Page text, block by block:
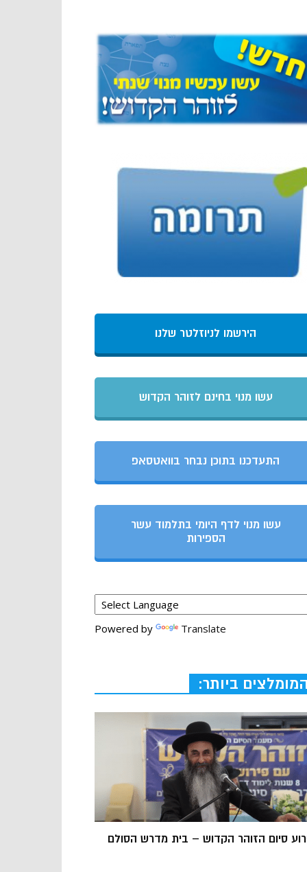
הירשמו לניוזלטר שלנו
עשו מנוי בחינם לזוהר הקדוש
התעדכנו בתוכן נבחר בוואטסאפ
עשו מנוי לדף היומי בתלמוד עשר
הספירות
Powered by Translate
המומלצים ביותר:
סיום הזוהר הקדוש – בית מדרש הסולם